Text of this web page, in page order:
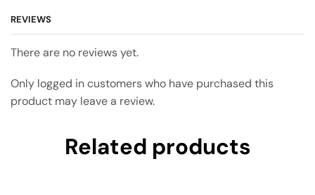
REVIEWS
There are no reviews yet.
Only logged in customers who have purchased this
product may leave a review.
Related products